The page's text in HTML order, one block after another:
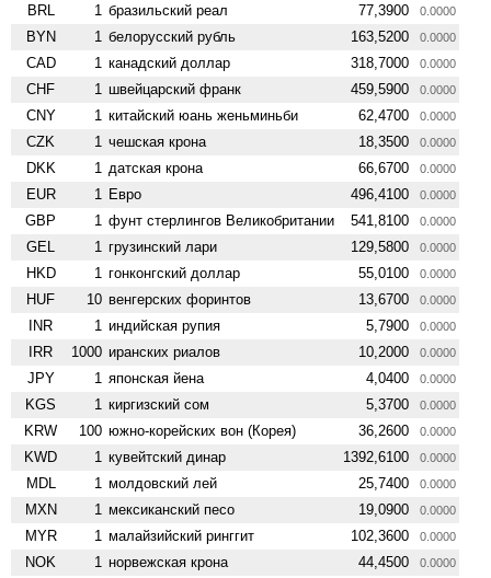
BRL 1 бразильский реал 77,3900 0.0000
BYN 1 белорусский рубль 163,5200 0.0000
CAD 1 канадский доллар 318,7000 0.0000
CHF 1 швейцарский франк 459,5900 0.0000
CNY 1 китайский юань женьминьби 62,4700 0.0000
CZK 1 чешская крона 18,3500 0.0000
DKK 1 датская крона 66,6700 0.0000
EUR 1 Евро 496,4100 0.0000
GBP 1 фунт стерлингов Велико­британии 541,8100 0.0000
GEL 1 грузинский лари 129,5800 0.0000
HKD 1 гонконгский доллар 55,0100 0.0000
HUF 10 венгерских форинтов 13,6700 0.0000
INR 1 индийская рупия 5,7900 0.0000
IRR 1000 иранских риалов 10,2000 0.0000
JPY 1 японская йена 4,0400 0.0000
KGS 1 киргизский сом 5,3700 0.0000
KRW 100 южно-корейских вон (Корея) 36,2600 0.0000
KWD 1 кувейтский динар 1392,6100 0.0000
MDL 1 молдовский лей 25,7400 0.0000
MXN 1 мексиканский песо 19,0900 0.0000
MYR 1 малайзийский ринггит 102,3600 0.0000
NOK 1 норвежская крона 44,4500 0.0000